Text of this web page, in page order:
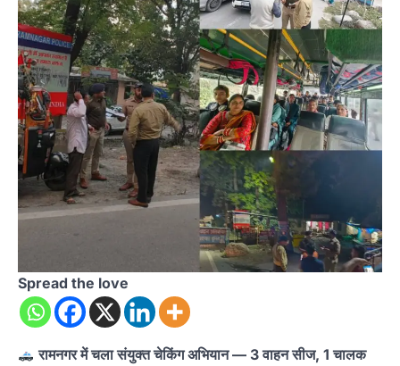
Spread the love
रामनगर में चला संयुक्त चेकिंग अभियान — 3 वाहन सीज, 1 चालक